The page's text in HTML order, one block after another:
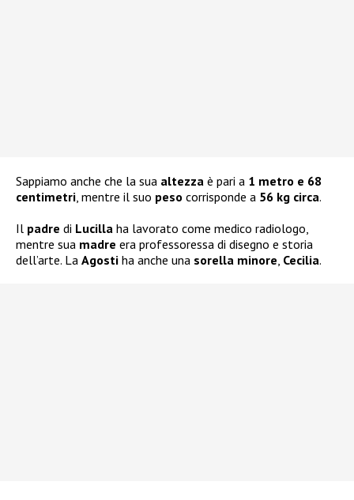
Sappiamo anche che la sua altezza è pari a 1 metro e 68
centimetri, mentre il suo peso corrisponde a 56 kg circa.
Il padre di Lucilla ha lavorato come medico radiologo,
mentre sua madre era professoressa di disegno e storia
dell’arte. La Agosti ha anche una sorella minore, Cecilia.